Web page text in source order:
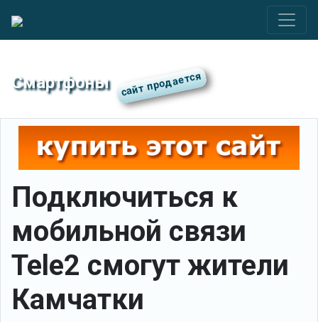
Смартфоны
Подключиться к
мобильной связи
Tele2 смогут жители
Камчатки